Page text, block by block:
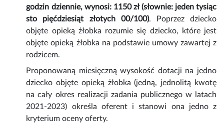
godzin dziennie, wynosi: 1150 zł (słownie: jeden tysiąc
sto pięćdziesiąt złotych 00/100). Poprzez dziecko
objęte opieką żłobka rozumie się dziecko, które jest
objęte opieką żłobka na podstawie umowy zawartej z
rodzicem.
Proponowaną miesięczną wysokość dotacji na jedno
dziecko objęte opieką żłobka (jedną, jednolitą kwotę
na cały okres realizacji zadania publicznego w latach
2021-2023) określa oferent i stanowi ona jedno z
kryterium oceny oferty.